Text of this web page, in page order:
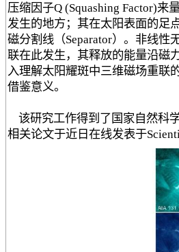
压缩因子Q (Squashing Factor)
发生的地方；其在太阳表面的足
磁分割线（Separator）。非线
联在此发生，其释放的能量沿磁
入理解太阳耀斑中三维磁场重联
借鉴意义。
该研究工作得到了国家自然科
相关论文于近日在线发表于